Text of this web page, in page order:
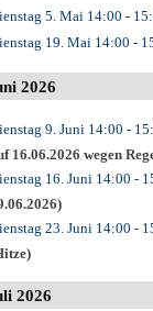
5. Mai 14:00 -
19. Mai 14:00 -
2026
9. Juni14:00 -
16.06.2026 wegen
16. Juni14:00 -
23. Juni14:00 -
2026